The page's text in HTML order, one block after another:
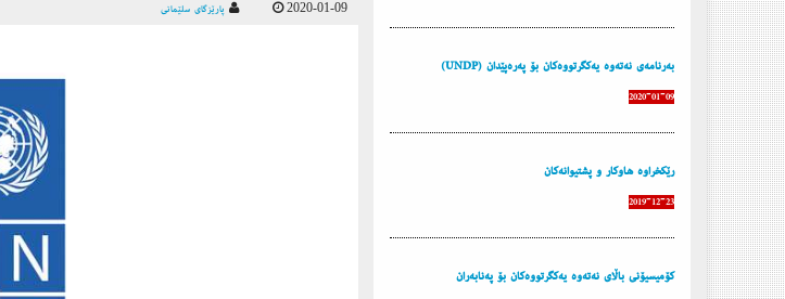
2020-01-09
بەرنامەی نەتەوە یەکگرتووەکان بۆ پەرەپێدان (UNDP)
2020-01-09
رێكخراوه‌ هاوكار و پشتیوانه‌كان
2019-12-23
كۆمیسیۆنی باڵای نەتەوە یەکگرتووەکان بۆ پەنابەران